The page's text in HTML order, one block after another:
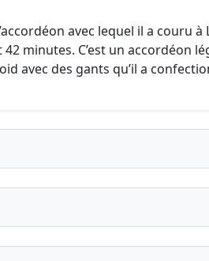
avec lequel il a couru à
minutes. C’est un accordéon
avec des gants qu’il a